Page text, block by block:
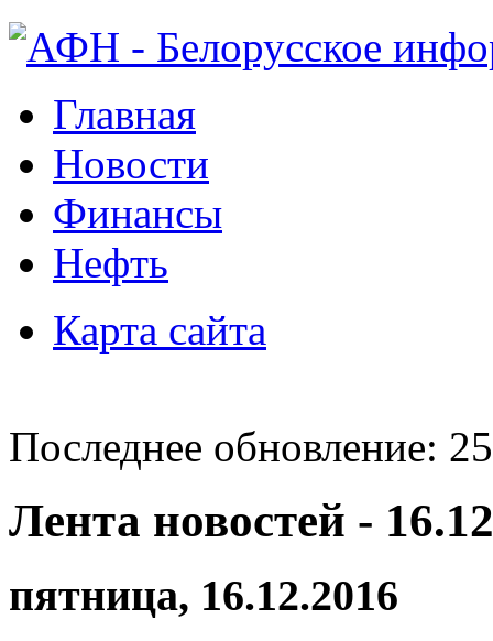
Главная
Новости
Финансы
Нефть
Карта сайта
Последнее обновление:
Лента новостей -
пятница, 16.12.2016